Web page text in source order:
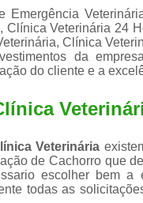
Emergência
Clínica Veterinária 24
Clínica
da
do cliente e a
Veterinária
de Cachorro que
escolher bem a
todas as